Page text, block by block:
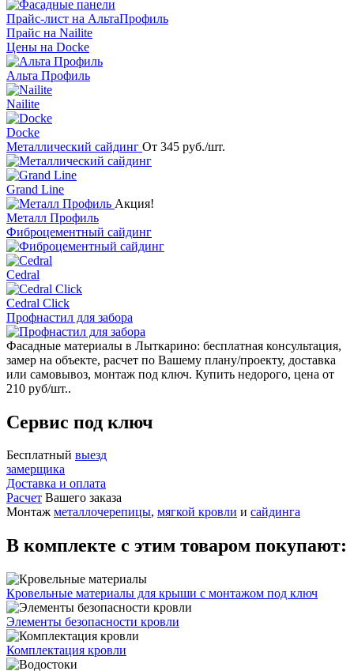
Прайс-лист на АльтаПрофиль
Прайс на Nailite
Цены на Docke
Альта Профиль
Nailite
Docke
Металлический сайдинг От 345 руб./шт.
Grand Line
Акция!
Металл Профиль
Фиброцементный сайдинг
Cedral
Cedral Click
Профнастил для забора
Фасадные материалы в Лыткарино: бесплатная консультация,
замер на объекте, расчет по Вашему плану/проекту, доставка
или самовывоз, монтаж под ключ. Купить недорого, цена от
210 руб/шт..
Сервис под ключ
Бесплатный выезд
замерщика
Доставка и оплата
Расчет Вашего заказа
Монтаж металлочерепицы, мягкой кровли и сайдинга
В комплекте с этим товаром покупают:
Кровельные материалы для крыши с монтажом под ключ
Элементы безопасности кровли
Комплектация кровли